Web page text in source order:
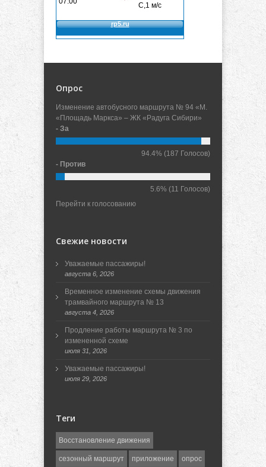
Опрос
Изменение автобусного маршрута № 94 «М.
«Площадь Маркса» – ЖК «Радуга Сибири»
- За
94.4% (187 Голосов)
- Против
5.6% (11 Голосов)
Перейти к голосованию
Свежие новости
Уважаемые пассажиры!
августа 6, 2026
Временное изменение схемы движения
трамвайного маршрута № 13
августа 4, 2026
Продление работы маршрута № 3 по
измененной схеме
июля 31, 2026
Уважаемые пассажиры!
июля 29, 2026
Теги
Восстановление движения
сезонный маршрут приложение опрос